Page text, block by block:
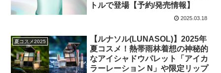
トルで登場【予約/発売情報】
2025.03.18
夏コスメ2025
【ルナソル(LUNASOL)】2025年
夏コスメ！熱帯雨林着想の神秘的
なアイシャドウパレット「アイカ
ラーレーション N」や限定リップ